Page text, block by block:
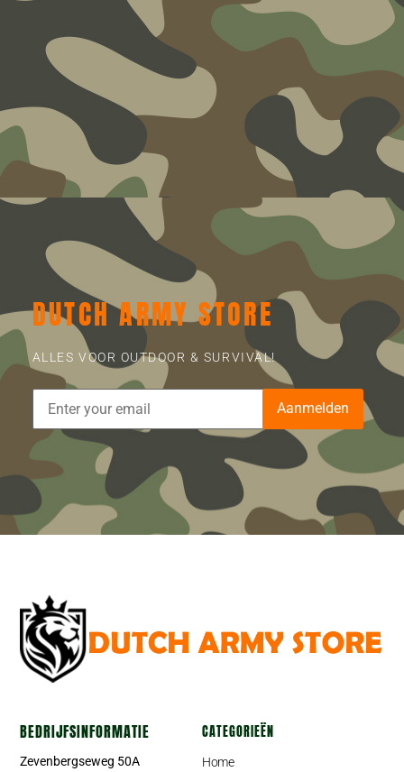
DUTCH ARMY STORE
ALLES VOOR OUTDOOR & SURVIVAL!
Aanmelden
BEDRIJFSINFORMATIE
Zevenbergseweg 50A
CATEGORIEËN
Home